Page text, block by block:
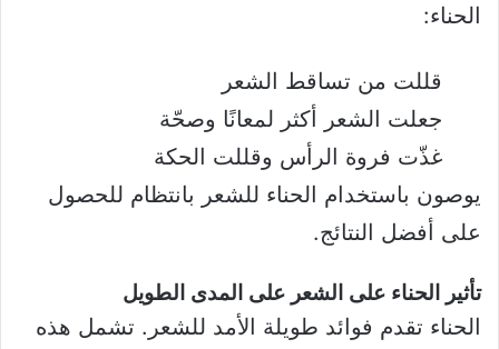
الحناء:
قللت من تساقط الشعر
جعلت الشعر أكثر لمعانًا وصحّة
غذّت فروة الرأس وقللت الحكة
يوصون باستخدام الحناء للشعر بانتظام للحصول
على أفضل النتائج.
تأثير الحناء على الشعر على المدى الطويل
الحناء تقدم فوائد طويلة الأمد للشعر. تشمل هذه